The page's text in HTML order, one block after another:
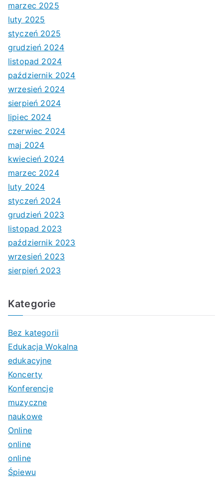
marzec 2025
luty 2025
styczeń 2025
grudzień 2024
listopad 2024
październik 2024
wrzesień 2024
sierpień 2024
lipiec 2024
czerwiec 2024
maj 2024
kwiecień 2024
marzec 2024
luty 2024
styczeń 2024
grudzień 2023
listopad 2023
październik 2023
wrzesień 2023
sierpień 2023
Kategorie
Bez kategorii
Edukacja Wokalna
edukacyjne
Koncerty
Konferencje
muzyczne
naukowe
Online
online
online
Śpiewu